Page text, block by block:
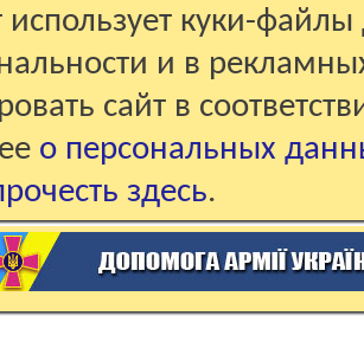
куки-файлы
и в
сайт в
о персональных
здесь.